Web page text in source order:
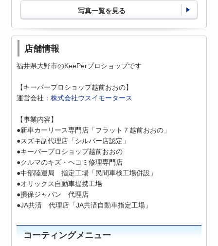
写真一覧を見る
店舗情報
福井県大野市のKeePerプロショップです
【キーパープロショップ越前おおの】
運営会社：株式会社ウスイモータース
【事業内容】
●新車カーリース専門店「フラット７越前おおの」
●スズキ副代理店「シルバー店認定」
●キーパープロショップ越前おおの
●クルマのキズ・ヘコミ修理専門店
●中部陸運局 指定工場「民間車検工場併設」
●オリックス自動車提携工場
●損保ジャパン 代理店
●JA共済 代理店「JA共済自動車指定工場」
コーティングメニュー